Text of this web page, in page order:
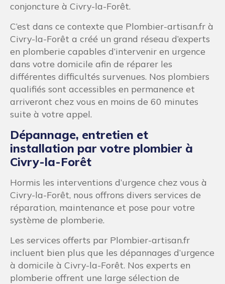
conjoncture à Civry-la-Forêt.
C’est dans ce contexte que Plombier-artisan.fr à
Civry-la-Forêt a créé un grand réseau d’experts
en plomberie capables d’intervenir en urgence
dans votre domicile afin de réparer les
différentes difficultés survenues. Nos plombiers
qualifiés sont accessibles en permanence et
arriveront chez vous en moins de 60 minutes
suite à votre appel.
Dépannage, entretien et
installation par votre plombier à
Civry-la-Forêt
Hormis les interventions d’urgence chez vous à
Civry-la-Forêt, nous offrons divers services de
réparation, maintenance et pose pour votre
système de plomberie.
Les services offerts par Plombier-artisan.fr
incluent bien plus que les dépannages d’urgence
à domicile à Civry-la-Forêt. Nos experts en
plomberie offrent une large sélection de